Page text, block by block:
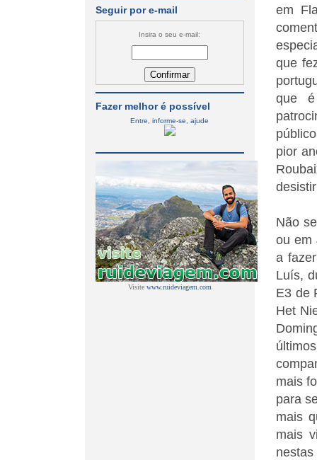
em
que
que
pior
Não
ou em
a
Luís,
E3 de
Het
mais
para
mais
mais
Seguir por e-mail
Insira o seu e-mail:
Fazer melhor é possível
Entre, informe-se, ajude
Visite www.ruideviagem.com